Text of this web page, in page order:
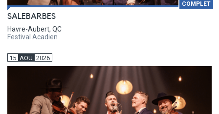
COMPLET
SALEBARBES
Havre-Aubert, QC
Festival Acadien
15 AOU 2026